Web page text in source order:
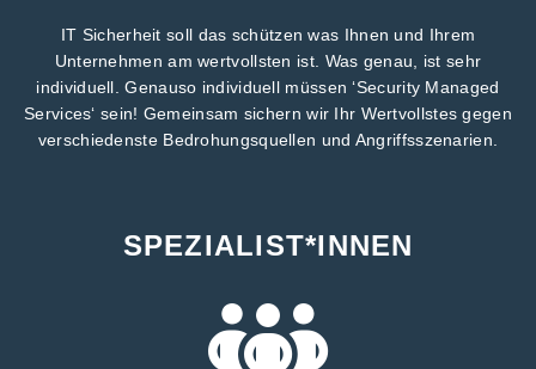
IT Sicherheit soll das schützen was Ihnen und Ihrem
Unternehmen am wertvollsten ist. Was genau, ist sehr
individuell. Genauso individuell müssen ‘Security Managed
Services‘ sein! Gemeinsam sichern wir Ihr Wertvollstes gegen
verschiedenste Bedrohungsquellen und Angriffsszenarien.
SPEZIALIST*INNEN